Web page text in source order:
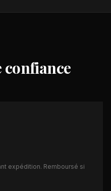
confiance
expédition. Remboursé si